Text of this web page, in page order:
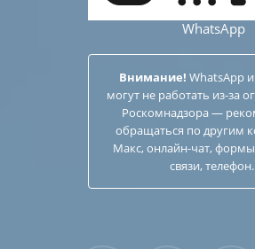
WhatsApp
Внимание! WhatsApp
могут не работать из-за
Роскомнадзора —
обращаться по другим
Макс, онлайн-чат,
связи, телефон.